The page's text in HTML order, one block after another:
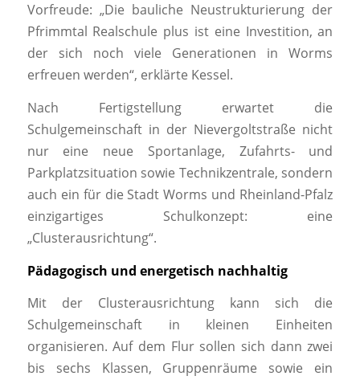
Vorfreude: „Die bauliche Neustrukturierung der
Pfrimmtal Realschule plus ist eine Investition, an
der sich noch viele Generationen in Worms
erfreuen werden“, erklärte Kessel.
Nach Fertigstellung erwartet die
Schulgemeinschaft in der Nievergoltstraße nicht
nur eine neue Sportanlage, Zufahrts- und
Parkplatzsituation sowie Technikzentrale, sondern
auch ein für die Stadt Worms und Rheinland-Pfalz
einzigartiges Schulkonzept: eine
„Clusterausrichtung“.
Pädagogisch und energetisch nachhaltig
Mit der Clusterausrichtung kann sich die
Schulgemeinschaft in kleinen Einheiten
organisieren. Auf dem Flur sollen sich dann zwei
bis sechs Klassen, Gruppenräume sowie ein